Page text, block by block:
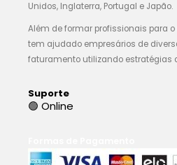
Unidos, Inglaterra, Portugal e Japão.
Além de formar profissionais para
tem ajudado empresários de
faturamento utilizando estratégias
Suporte
🟢 Online